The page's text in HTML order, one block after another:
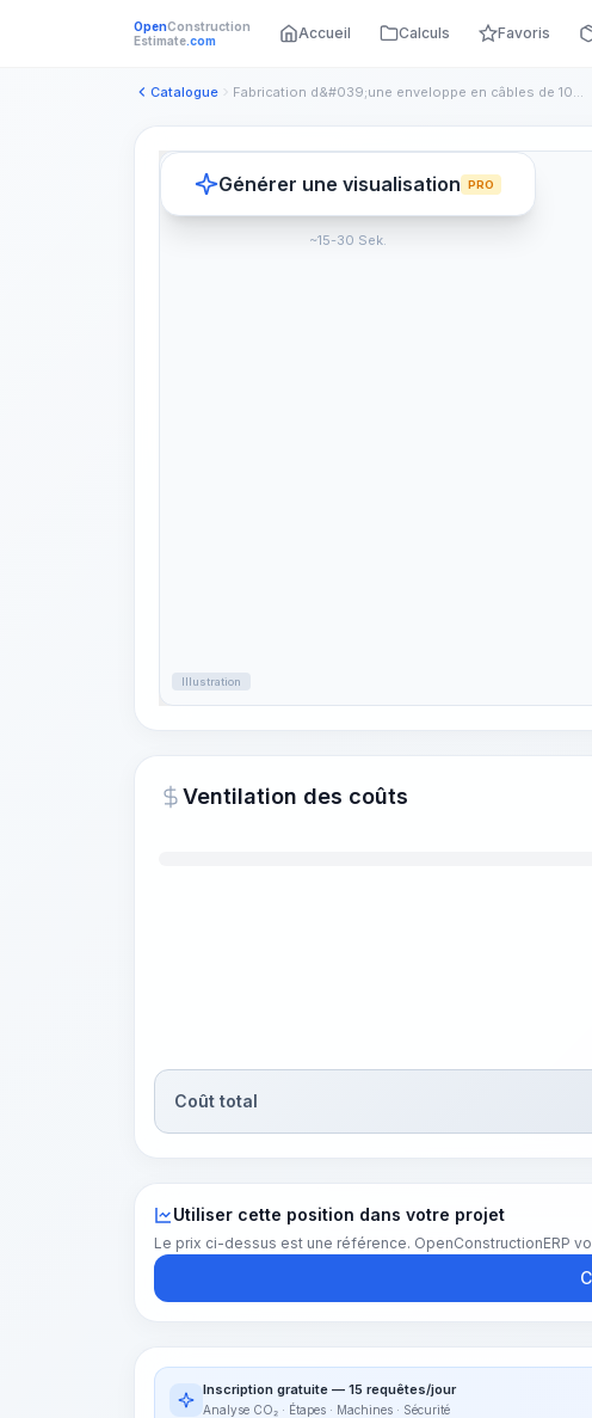
OpenConstruction
Estimate.com Accueil Calculs Favoris
Catalogue Fabrication d&#039;une enveloppe en câbles de 100 m de long,...
Illustration
Générer une visualisation PRO
~15-30 Sek.
Ventilation des coûts
Coût total
Utiliser cette position dans votre projet
Le prix ci-dessus est une référence. OpenConstructionERP
Inscription gratuite — 15 requêtes/jour
Analyse CO₂ · Étapes · Machines · Sécurité